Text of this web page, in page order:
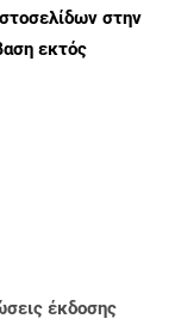
στην
εκτός
έκδοσης